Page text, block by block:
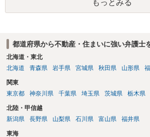
物の所有者は質問者様であっても、土地の所有
ります。そのため、地主に無断でお骨を埋める
事前に地主へ相談して許可を得るか、土地に直
植え等で供養する「プランター葬」や、ペット
されるのが確実かと思います。
もっとみる
都道府県から不動産・住まいに強い弁護士
北海道・東北
北海道
青森県 岩手県 宮城県 秋田県 山形県
関東
東京都
神奈川県 千葉県 埼玉県 茨城県 栃木県
北陸・甲信越
新潟県
長野県 山梨県 石川県 富山県 福井県
東海